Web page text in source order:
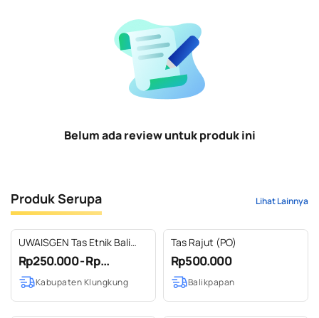
Belum ada review untuk produk ini
Produk Serupa Lihat Lainnya
UWAISGEN Tas Etnik Bali
Agastya Slingbag Tas
Selempang Handmade
Rp250.000 - Rp...
Kabupaten Klungkung
Tas Rajut (PO)
Rp500.000
Balikpapan